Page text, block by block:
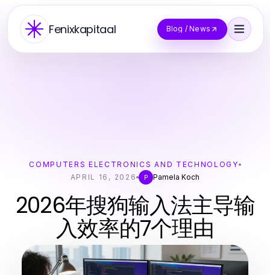
Fenixkapitaal Blog / News
COMPUTERS ELECTRONICS AND TECHNOLOGY
APRIL 16, 2026
P Pamela Koch
2026年搜狗输入法主导输
入效率的7个理由